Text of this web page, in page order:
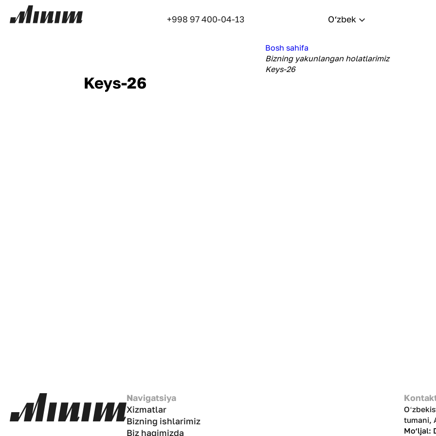
+998 97 400-04-13 O‘zbek
Bosh sahifa
Bizning yakunlangan holatlarimiz
Keys-26
Keys-26
Navigatsiya
Xizmatlar
Bizning ishlarimiz
Biz haqimizda
tumani,
Mo‘ljal: